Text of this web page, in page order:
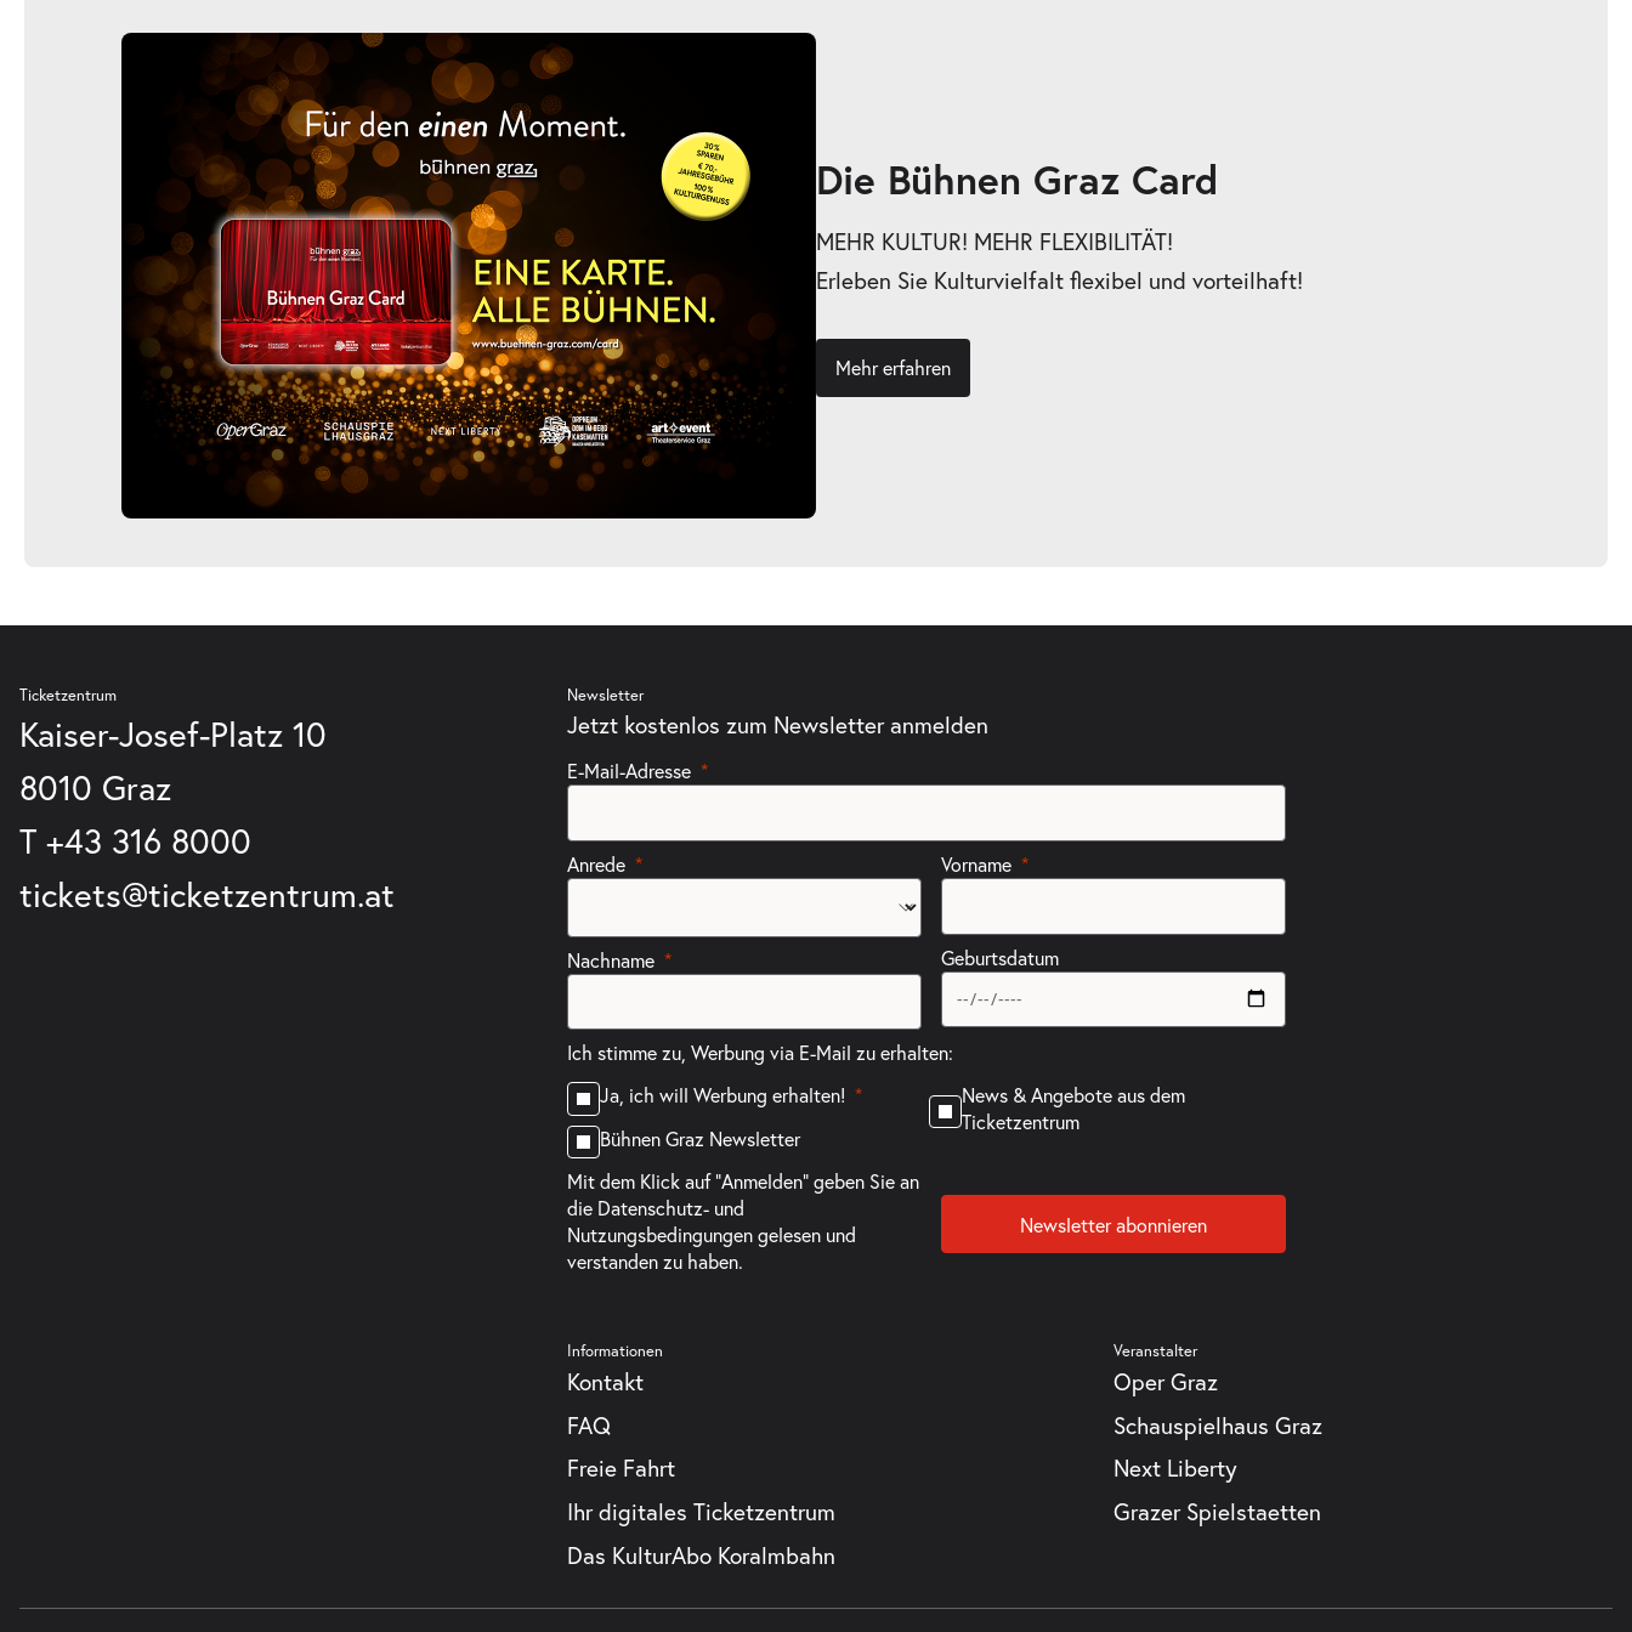
Die Bühnen Graz Card
MEHR KULTUR! MEHR FLEXIBILITÄT!
Erleben Sie Kulturvielfalt flexibel und vorteilhaft!
Mehr erfahren
Ticketzentrum
Kaiser-Josef-Platz 10
8010 Graz
T +43 316 8000
tickets@ticketzentrum.at
Newsletter
Jetzt kostenlos zum Newsletter anmelden
E-Mail-Adresse
Anrede
Nachname
Vorname
Geburtsdatum
Ich stimme zu, Werbung via E-Mail zu erhalten:
Ja, ich will Werbung erhalten!
Bühnen Graz Newsletter
News & Angebote aus dem
Ticketzentrum
Mit dem Klick auf "Anmelden" geben Sie an
die Datenschutz- und
Nutzungsbedingungengelesen und
verstanden zu haben.
Newsletter abonnieren
Informationen
Kontakt
FAQ
Freie Fahrt
Ihr digitales Ticketzentrum
Das KulturAbo Koralmbahn
Veranstalter
Oper Graz
Schauspielhaus Graz
Next Liberty
Grazer Spielstaetten